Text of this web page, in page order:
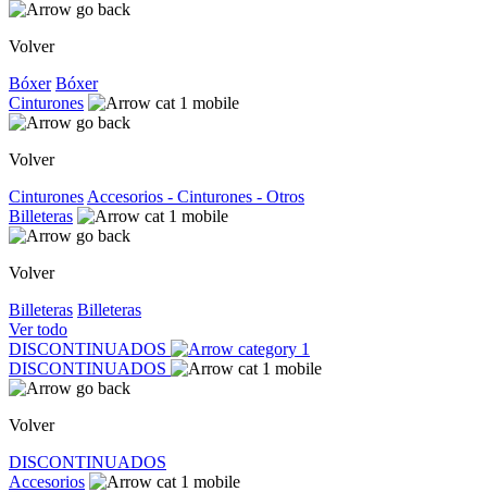
Volver
Bóxer Bóxer
Cinturones
Volver
Cinturones Accesorios - Cinturones - Otros
Billeteras
Volver
Billeteras Billeteras
Ver todo
DISCONTINUADOS
DISCONTINUADOS
Volver
DISCONTINUADOS
Accesorios